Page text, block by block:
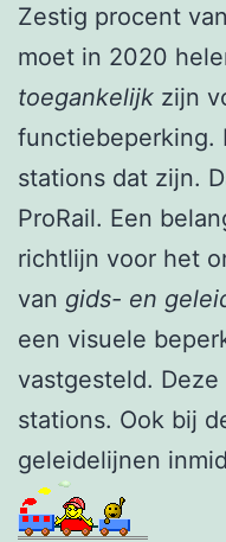
Zestig procent
moet in 2020
toegankelijk zijn
functiebeperking.
stations dat zijn.
ProRail. Een
richtlijn voor het
van gids- en
een visuele
vastgesteld.
stations. Ook bij
geleidelijnen